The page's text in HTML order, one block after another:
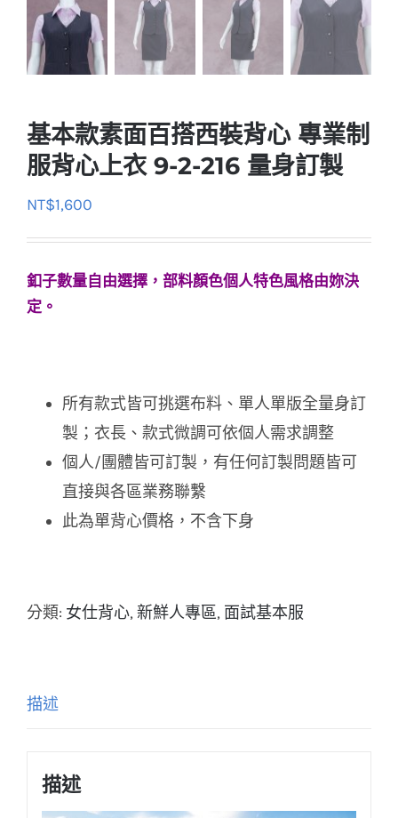
基本款素面百搭西裝背心 專業制
服背心上衣 9-2-216 量身訂製
NT$1,600
釦子數量自由選擇，部料顏色個人特色風格由妳決
定。
所有款式皆可挑選布料、單人單版全量身訂
製；衣長、款式微調可依個人需求調整
個人/團體皆可訂製，有任何訂製問題皆可
直接與各區業務聯繫
此為單背心價格，不含下身
分類: 女仕背心,新鮮人專區, 面試基本服
描述
描述